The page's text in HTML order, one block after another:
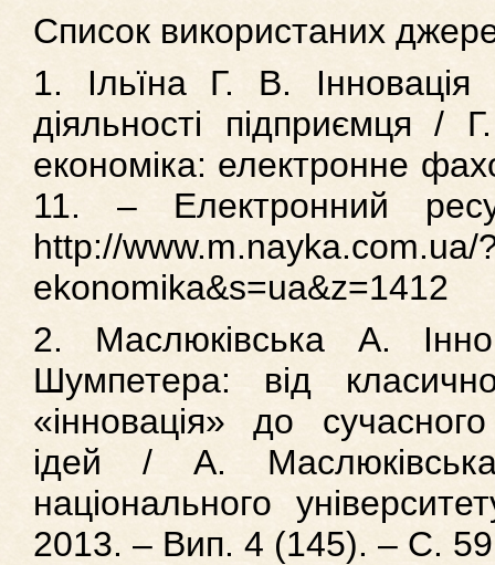
Список використаних
1. Ільїна Г. В. Інновація
діяльності підприємця /
економіка: електронне
11. – Електронний
http://
ekonomika&s=ua&z=1412
2. Маслюківська А.
Шумпетера: від
«інновація» до
ідей / А.
національного
2013. – Вип. 4 (145). – С.